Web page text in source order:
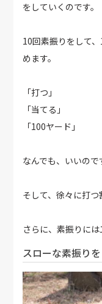
をしていくのです。
10回素振りをして
めます。
「打つ」
「当てる」
「100ヤード」
なんでも、いいので
そして、徐々に打つ
さらに、素振りには
スローな素振り